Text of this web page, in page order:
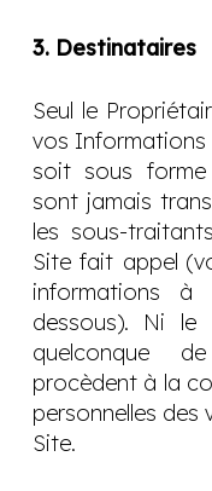
3. Destinataires
Seul le
vos Informations
soit sous forme
sont jamais
les sous-
Site fait appel
informations
dessous). Ni le
quelconque
procèdent à la
personnelles des
Site.